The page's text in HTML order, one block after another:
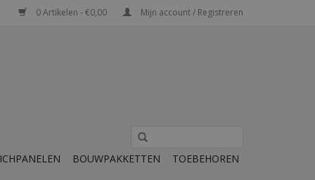
0 Artikelen - €0,00 Mijn account / Registreren
BOUWPAKKETTEN TOEBEHOREN